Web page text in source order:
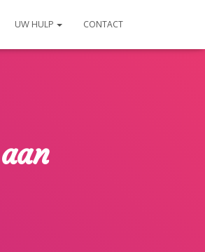
UW HULP CONTACT